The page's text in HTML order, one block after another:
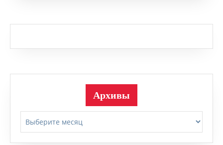
Архивы